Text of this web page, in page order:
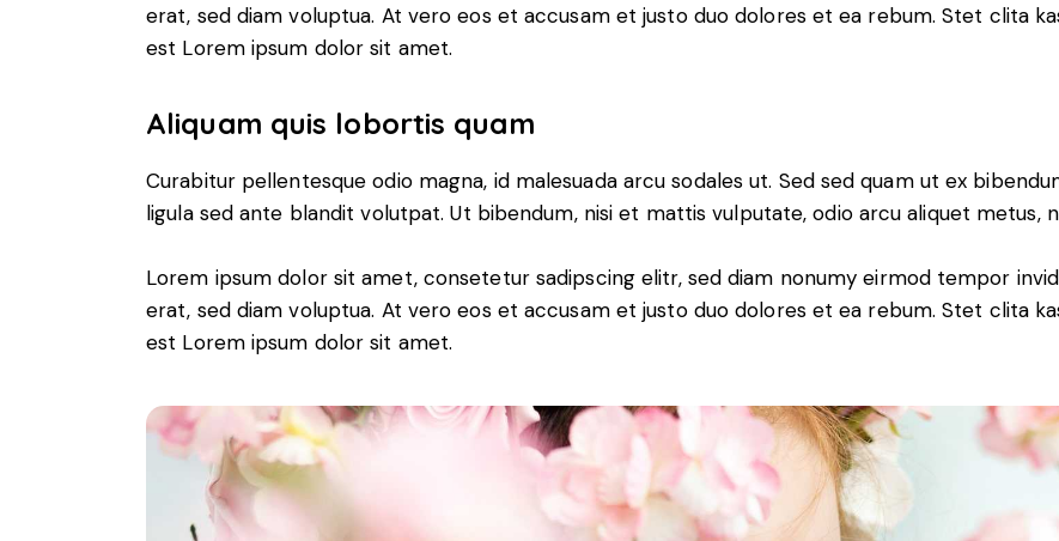
erat, sed diam voluptua. At vero eos et accusam et justo duo dolores et ea rebum. Stet clita
est Lorem ipsum dolor sit amet.
Aliquam quis lobortis quam
Curabitur pellentesque odio magna, id malesuada arcu sodales ut. Sed sed quam ut ex
ligula sed ante blandit volutpat. Ut bibendum, nisi et mattis vulputate, odio arcu aliquet metus,
Lorem ipsum dolor sit amet, consetetur sadipscing elitr, sed diam nonumy eirmod tempor
erat, sed diam voluptua. At vero eos et accusam et justo duo dolores et ea rebum. Stet clita
est Lorem ipsum dolor sit amet.